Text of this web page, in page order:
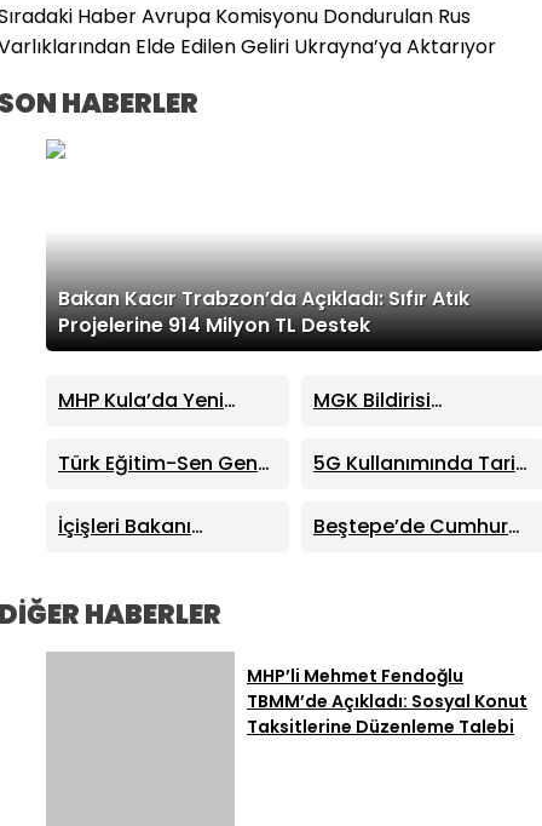
HaberAvrupa Komisyonu Dondurulan Rus
Elde Edilen Geliri Ukrayna’ya Aktarıyor
HABERLER
Bakan Kacır Trabzon’da Açıkladı: Sıfır Atık
Projelerine 914 Milyon TL Destek
MHP Kula’da Yeni
Sönmez İlçe Başkanı
Seçildi
MGK Bildirisi
Türkiye Süreci ve Kritik
Dış Politika Mesajları
Türk Eğitim-Sen Genel
MHP Lideri Bahçeli’nin
Eğitim Mesajları Son
5G Kullanımında Tarihi
Milyon Abone
İçişleri Bakanı
Devletimizin Sarsılmaz
İradesidir”
Beştepe’de Cumhur
HABERLER
MHP’li Mehmet Fendoğlu
TBMM’de Açıkladı: Sosyal Konut
Taksitlerine Düzenleme Talebi